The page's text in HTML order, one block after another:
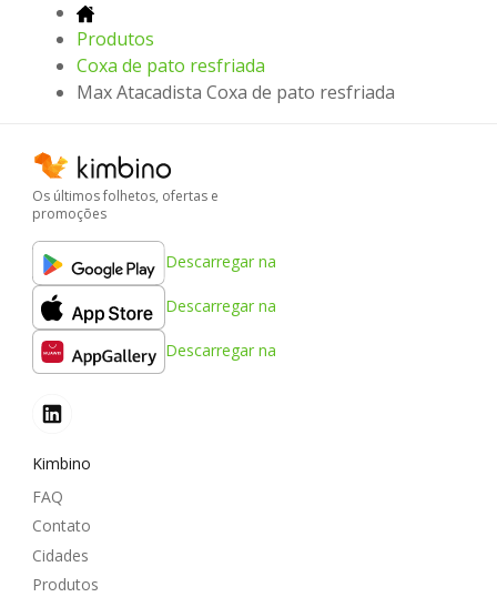
Produtos
Coxa de pato resfriada
Max Atacadista Coxa de pato resfriada
Os últimos folhetos, ofertas e
promoções
Descarregar na
Descarregar na
Descarregar na
Kimbino
FAQ
Contato
Cidades
Produtos